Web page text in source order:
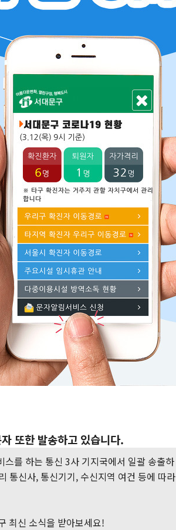
또한 발송하고 있습니다.
를 하는 통신 3사 기지국에서 일괄 송출하
통신사, 통신기기, 수신지역 여건 등에 따라
최신 소식을 받아보세요!